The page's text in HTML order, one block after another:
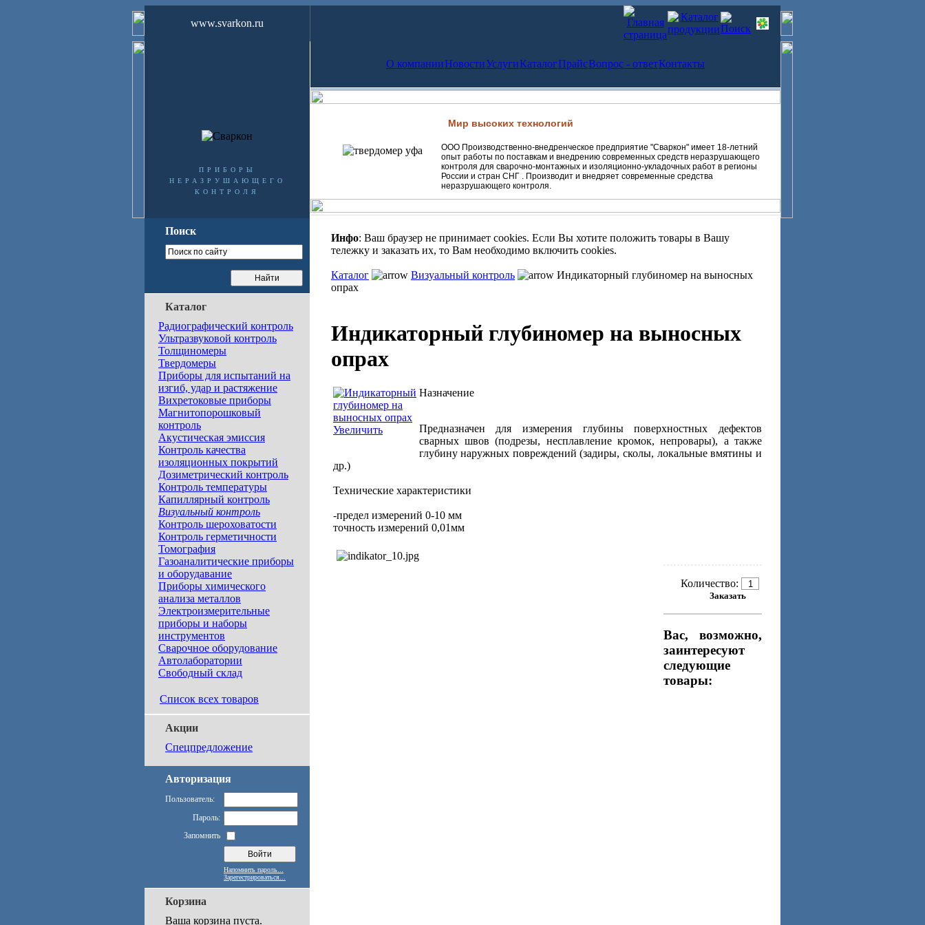
www.svarkon.ru
приборы
неразрушающего
контроля
О компанииНовостиУслугиКаталогПрайсВопрос - ответКонтакты
Мир высоких технологий
ООО Производственно-внедренческое предприятие "Сваркон" имеет 18-летний
опыт работы по поставкам и внедрению современных средств неразрушающего
контроля для сварочно-монтажных и изоляционно-укладочных работ в регионы
России и стран СНГ . Производит и внедряет современные средства
неразрушающего контроля.
Поиск
Каталог
Радиографический контроль
Ультразвуковой контроль
Толщиномеры
Твердомеры
Приборы для испытаний на
изгиб, удар и растяжение
Вихретоковые приборы
Магнитопорошковый
контроль
Акустическая эмиссия
Контроль качества
изоляционных покрытий
Дозиметрический контроль
Контроль температуры
Капиллярный контроль
Визуальный контроль
Контроль шероховатости
Контроль герметичности
Томография
Газоаналитические приборы
и оборудавание
Приборы химического
анализа металлов
Электроизмерительные
приборы и наборы
инструментов
Сварочное оборудование
Автолаборатории
Свободный склад
Список всех товаров
Акции
Спецпредложение
Авторизация
Пользователь:
Пароль:
Запомнить
Напомнить пароль...
Зарегестрироваться...
Корзина
Ваша корзина пуста.
Инфо: Ваш браузер не принимает cookies. Если Вы хотите положить товары в Вашу
тележку и заказать их, то Вам необходимо включить cookies.
Каталог Визуальный контроль
Индикаторный глубиномер на выносных
опрах
Индикаторный глубиномер на выносных
опрах
Увеличить
Назначение
Предназначен для измерения глубины поверхностных дефектов
сварных швов (подрезы, несплавление кромок, непровары), а также
глубину наружных повреждений (задиры, сколы, локальные вмятины и
др.)
Технические характеристики
-предел измерений 0-10 мм
точность измерений 0,01мм
Количество:
Вас, возможно,
заинтересуют
следующие
товары: